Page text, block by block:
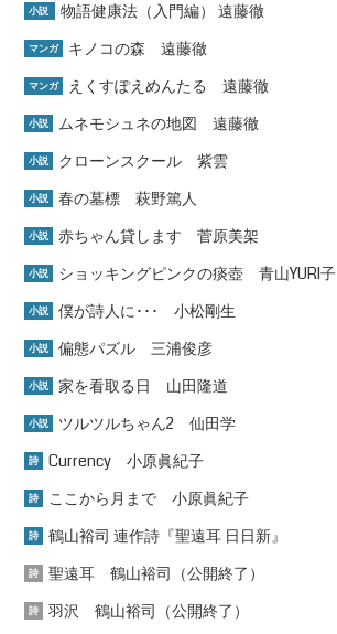
小説 物語健康法（入門編） 遠藤徹
マンガ キノコの森 遠藤徹
マンガ えくすぽえめんたる 遠藤徹
小説 ムネモシュネの地図 遠藤徹
小説 クローンスクール 紫雲
小説 春の墓標 萩野篤人
小説 赤ちゃん貸します 菅原美架
小説 ショッキングピンクの痰壺 青山YURI子
小説 僕が詩人に･･･ 小松剛生
小説 偏態パズル 三浦俊彦
小説 家を看取る日 山田隆道
小説 ツルツルちゃん2 仙田学
詩 Currency 小原眞紀子
詩 ここから月まで 小原眞紀子
詩 鶴山裕司 連作詩『聖遠耳 日日新』
詩 聖遠耳 鶴山裕司（公開終了）
詩 羽沢 鶴山裕司（公開終了）